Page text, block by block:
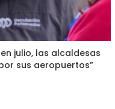
julio, las alcaldesas
sus aeropuertos”